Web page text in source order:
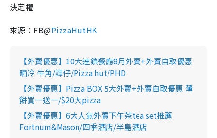
決定權
來源：FB@PizzaHutHK
【外賣優惠】10大連鎖餐廳8月外賣+外賣自取優惠
晒冷 牛角/譚仔/Pizza hut/PHD
【外賣優惠】Pizza BOX 5大外賣+外賣自取優惠 薄
餅買一送一/$20大pizza
【外賣優惠】6大人氣外賣下午茶tea set推薦
Fortnum&Mason/四季酒店/半島酒店